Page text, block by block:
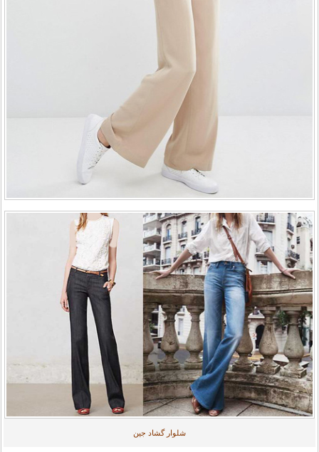
شلوار گشاد جین